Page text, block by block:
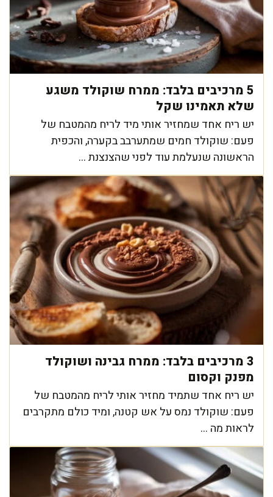
5 מרכיבים בלבד: ממרח שוקולד משגע
שלא תאמינו שקל
יש ריח אחד שמחזיר אותי מיד לריח מהמטבח של
פעם: שוקולד חמים שמתערבב בקערה, והכפית
הראשונה שנעלמת עוד לפני שהצנצנת ...
3 מרכיבים בלבד: ממרח גבינה ושוקולד
מפנק וקסום
יש ריח אחד שתמיד מחזיר אותי לריח מהמטבח של
פעם: שוקולד נמס על אש קטנה, ומיד כולם מתקרבים
לראות מה ...